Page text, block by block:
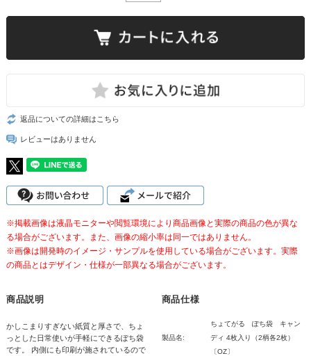
返品についての詳細はこちら
レビューはありません
※掲載画像は液晶モニターや閲覧環境により商品画像と実際の商品の色が異な
る場合がございます。また、画像の縮小率は同一ではありません。
※画像は開発時のイメージ・サンプルを使用している場合がございます。実際
の商品とはデザイン・仕様が一部異なる場合がございます。
商品説明
かしこまりすぎない紙質と厚さで、ちょ
っとした日常使いが手軽にできるぽち袋
です。 内側にも印刷が施されているので
商品仕様
製品名:
ちょてがる ぽち袋 キャン
ディ 4枚入り（2柄各2枚）
〔OZ〕